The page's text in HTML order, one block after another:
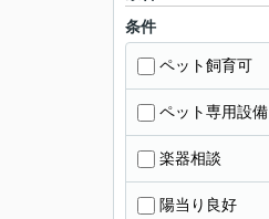
条件
ペット飼育可
ペット専用設備
楽器相談
陽当り良好